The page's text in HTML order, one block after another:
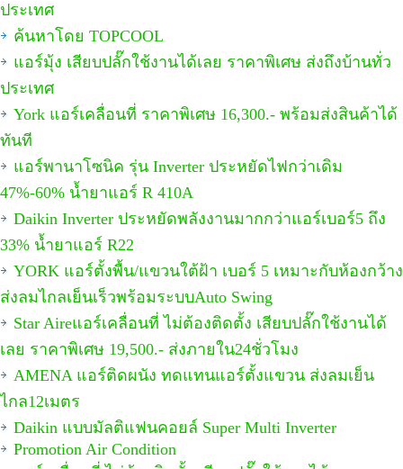
ประเทศ
ค้นหาโดย TOPCOOL
แอร์มุ้ง เสียบปลั๊กใช้งานได้เลย ราคาพิเศษ ส่งถึงบ้านทั่ว
ประเทศ
York แอร์เคลื่อนที่ ราคาพิเศษ 16,300.- พร้อมส่งสินค้าได้
ทันที
แอร์พานาโซนิค รุ่น Inverter ประหยัดไฟกว่าเดิม
47%-60% น้ำยาแอร์ R 410A
Daikin Inverter ประหยัดพลังงานมากกว่าแอร์เบอร์5 ถึง
33% น้ำยาแอร์ R22
YORK แอร์ตั้งพื้น/แขวนใต้ฝ้า เบอร์ 5 เหมาะกับห้องกว้าง
ส่งลมไกลเย็นเร็วพร้อมระบบAuto Swing
Star Aireแอร์เคลื่อนที่ ไม่ต้องติดตั้ง เสียบปลั๊กใช้งานได้
เลย ราคาพิเศษ 19,500.- ส่งภายใน24ชั่วโมง
AMENA แอร์ติดผนัง ทดแทนแอร์ตั้งแขวน ส่งลมเย็น
ไกล12เมตร
Daikin แบบมัลติแฟนคอยล์ Super Multi Inverter
Promotion Air Condition